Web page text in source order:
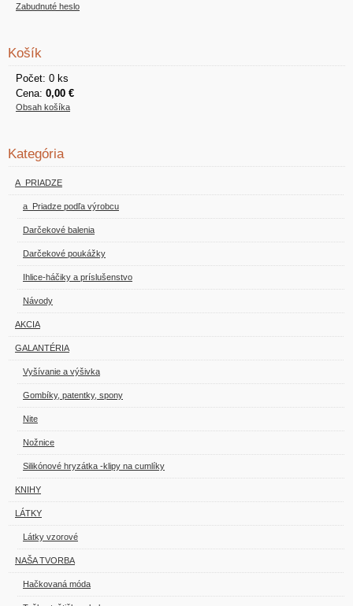
Zabudnuté heslo
Košík
Počet: 0 ks
Cena: 0,00 €
Obsah košíka
Kategória
A_PRIADZE
a_Priadze podľa výrobcu
Darčekové balenia
Darčekové poukážky
Ihlice-háčiky a príslušenstvo
Návody
AKCIA
GALANTÉRIA
Vyšívanie a výšivka
Gombíky, patentky, spony
Nite
Nožnice
Silikónové hryzátka -klipy na cumlíky
KNIHY
LÁTKY
Látky vzorové
NAŠA TVORBA
Hačkovaná móda